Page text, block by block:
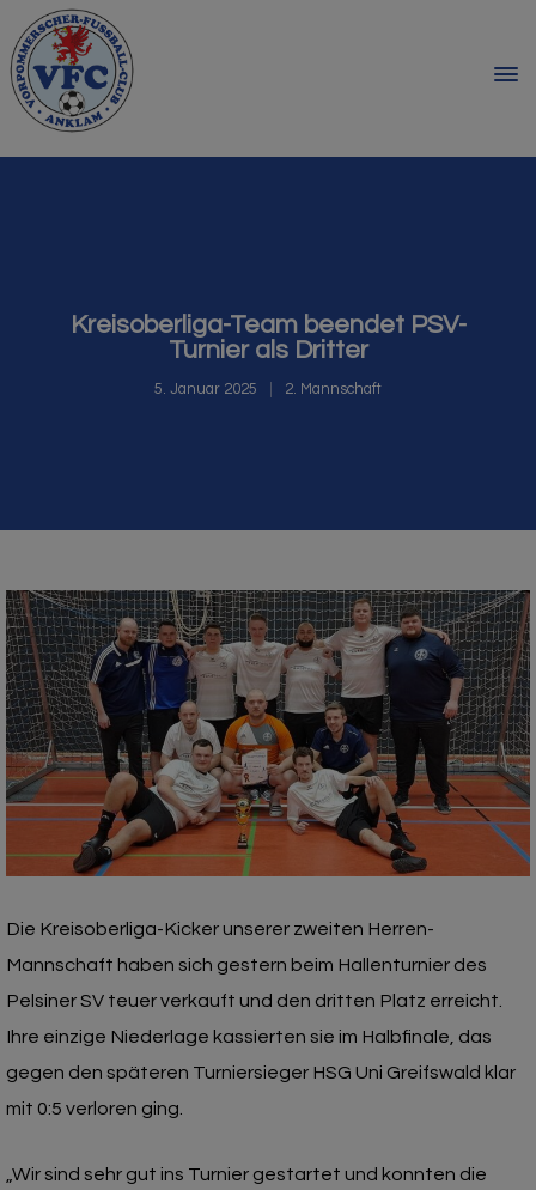
Kreisoberliga-Team beendet PSV-
Turnier als Dritter
5. Januar 2025 2. Mannschaft
Die Kreisoberliga-Kicker unserer zweiten Herren-
Mannschaft haben sich gestern beim Hallenturnier des
Pelsiner SV teuer verkauft und den dritten Platz erreicht.
Ihre einzige Niederlage kassierten sie im Halbfinale, das
gegen den späteren Turniersieger HSG Uni Greifswald klar
mit 0:5 verloren ging.
„Wir sind sehr gut ins Turnier gestartet und konnten die